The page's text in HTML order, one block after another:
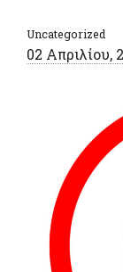
Uncategorized
02 Απριλίου,